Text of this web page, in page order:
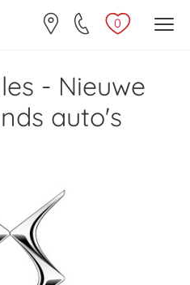
0
- Nieuwe
auto's